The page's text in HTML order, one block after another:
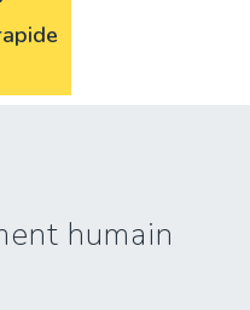
humain